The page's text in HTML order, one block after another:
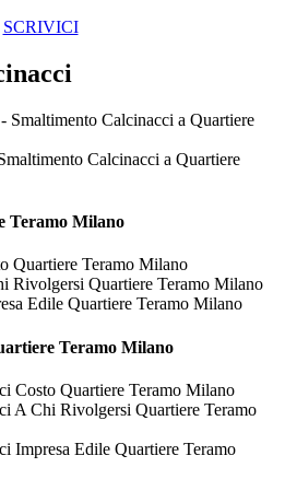
SCRIVICI
Calcinacci a Quartiere
Teramo Milano
Quartiere Teramo Milano
Rivolgersi Quartiere Teramo Milano
Edile Quartiere Teramo Milano
Teramo Milano
Costo Quartiere Teramo Milano
A Chi Rivolgersi Quartiere Teramo
Impresa Edile Quartiere Teramo